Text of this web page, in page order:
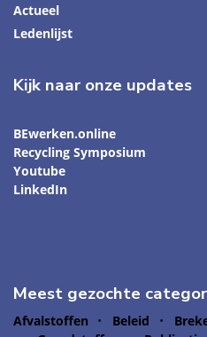
Actueel
Ledenlijst
Kijk naar onze updates
BEwerken.online
Recycling Symposium
Youtube
LinkedIn
Meest gezochte
Afvalstoffen Beleid